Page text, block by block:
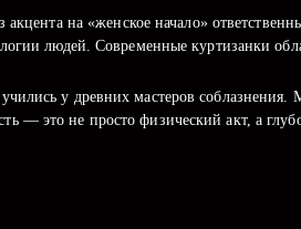
акцента на «женское начало»
людей. Современные куртизанки
у древних мастеров соблазнения.
— это не просто физический акт, а